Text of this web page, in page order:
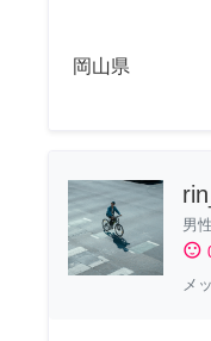
岡山県
男性
sentiment_satisfied
メ